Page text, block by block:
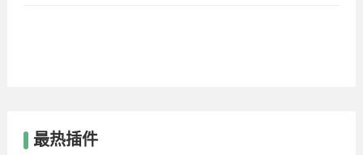
最热插件